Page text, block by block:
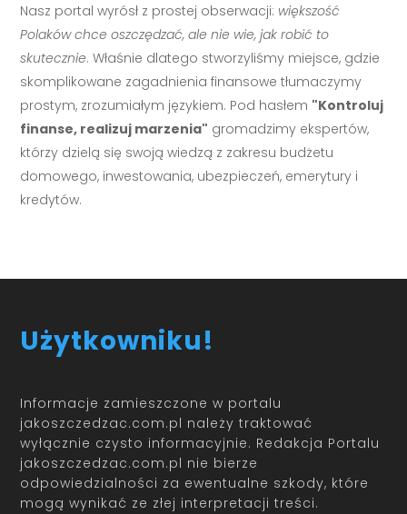
Nasz portal wyrósł z prostej obserwacji: większość
Polaków chce oszczędzać, ale nie wie, jak robić to
skutecznie. Właśnie dlatego stworzyliśmy miejsce, gdzie
skomplikowane zagadnienia finansowe tłumaczymy
prostym, zrozumiałym językiem. Pod hasłem "Kontroluj
finanse, realizuj marzenia" gromadzimy ekspertów,
którzy dzielą się swoją wiedzą z zakresu budżetu
domowego, inwestowania, ubezpieczeń, emerytury i
kredytów.
Użytkowniku!
Informacje zamieszczone w portalu
jakoszczedzac.com.pl należy traktować
wyłącznie czysto informacyjnie. Redakcja Portalu
jakoszczedzac.com.pl nie bierze
odpowiedzialności za ewentualne szkody, które
mogą wynikać ze złej interpretacji treści.